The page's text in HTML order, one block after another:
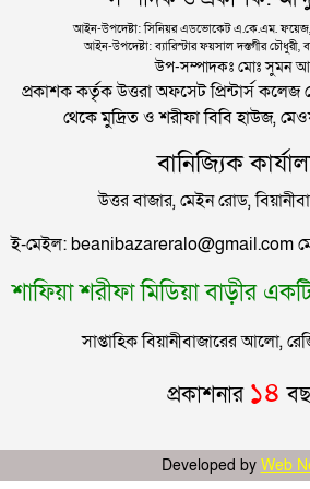
পপতারকা রিহানার বাড়িতে
মালয়েশিয়ায় সহকর্মীদের
আলিয়া মাদ্রাসায় ছাত্রদল-
হেলমেট পড়ে মাঠে যুবদল
আব্দুল্লাহ হত্যা কাণ্ড, সিলেট
শাল্লায় ওয়ারেন্টভুক্ত আসামী
সিলেটের কদমতলী থেকে
আইন-উপদেষ্টা: সিনিয়র এডভোকেট এ.কে.এম. ফয়েজ,
আইন-উপদেষ্টা: ব্যারিস্টার ফয়সাল দস্তগীর চৌধুরী,
উপ-সম্পাদকঃ মোঃ সুমন
প্রকাশক কর্তৃক উত্তরা অফসেট প্রিন্টার্স কলেজ
থেকে মুদ্রিত ও শরীফা বিবি হাউজ,
বানিজ্যিক
উত্তর বাজার, মেইন রোড,
ই-মেইল: beanibazareralo@gmail.com
শাফিয়া শরীফা মিডিয়া বাড়ীর
সাপ্তাহিক বিয়ানীবাজারের আলো,
প্রকাশনার ১৪
Developed by Web